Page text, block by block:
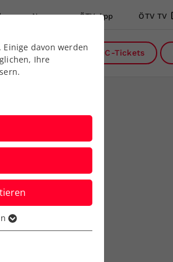
News ÖTV App ÖTV TV
uns DC-Tickets
davon werden
Ihre
der
die Webseite